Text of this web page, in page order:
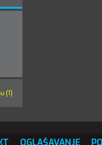
(1)
OGLAŠAVANJE